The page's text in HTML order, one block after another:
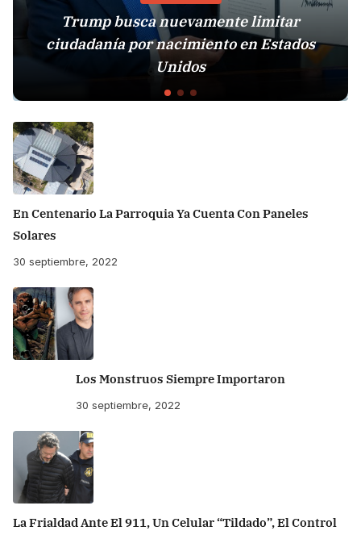
Trump busca nuevamente limitar
ciudadanía por nacimiento en Estados
Unidos
En Centenario La Parroquia Ya Cuenta Con Paneles
Solares
30 septiembre, 2022
Los Monstruos Siempre Importaron
30 septiembre, 2022
La Frialdad Ante El 911, Un Celular “tildado”, El Control